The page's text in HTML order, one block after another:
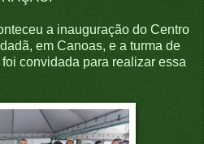
a inauguração do Centro
em Canoas, e a turma de
convidada para realizar essa